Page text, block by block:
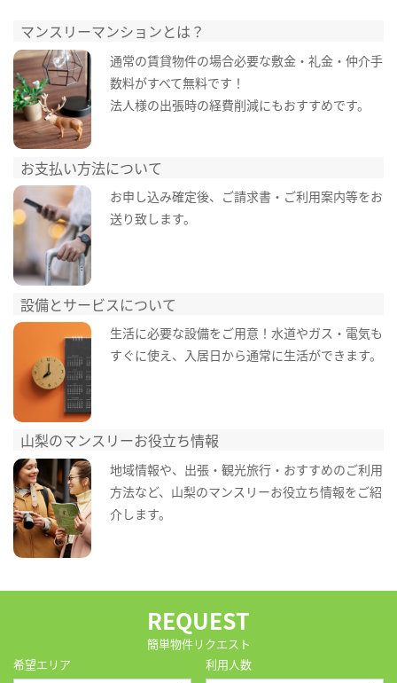
マンスリーマンションとは？
通常の賃貸物件の場合必要な敷金・礼金・仲介手
数料がすべて無料です！
法人様の出張時の経費削減にもおすすめです。
お支払い方法について
お申し込み確定後、ご請求書・ご利用案内等をお
送り致します。
設備とサービスについて
生活に必要な設備をご用意！水道やガス・電気も
すぐに使え、入居日から通常に生活ができます。
山梨のマンスリーお役立ち情報
地域情報や、出張・観光旅行・おすすめのご利用
方法など、山梨のマンスリーお役立ち情報をご紹
介します。
REQUEST
簡単物件リクエスト
希望エリア
利用人数